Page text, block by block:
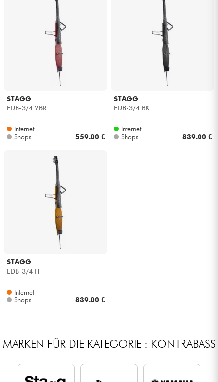
STAGG
EDB-3/4 VBR
Internet
Shops
559.00 €
STAGG
EDB-3/4 BK
Internet
Shops
839.00 €
STAGG
EDB-3/4 H
Internet
Shops
839.00 €
MARKEN FÜR DIE KATEGORIE : KONTRABASS